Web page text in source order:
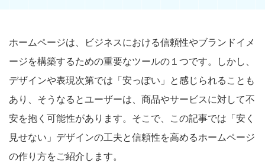
ホームページは、ビジネスにおける信頼性やブランドイメ
ージを構築するための重要なツールの１つです。しかし、
デザインや表現次第では「安っぽい」と感じられることも
あり、そうなるとユーザーは、商品やサービスに対して不
安を抱く可能性があります。そこで、この記事では「安く
見せない」デザインの工夫と信頼性を高めるホームページ
の作り方をご紹介します。